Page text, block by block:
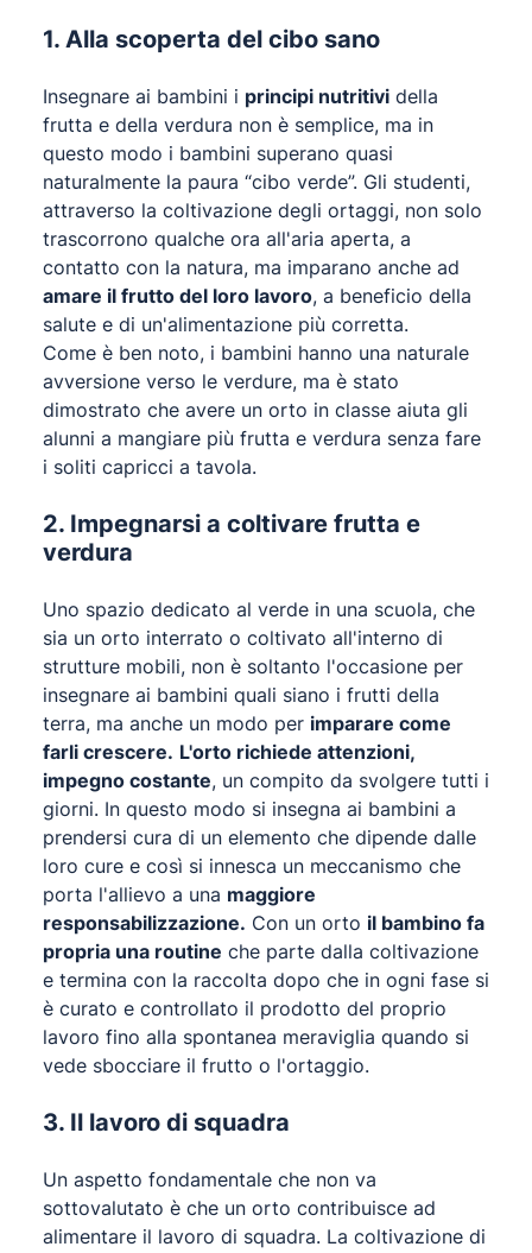
1. Alla scoperta del cibo sano
Insegnare ai bambini i principi nutritivi della
frutta e della verdura non è semplice, ma in
questo modo i bambini superano quasi
naturalmente la paura “cibo verde”. Gli studenti,
attraverso la coltivazione degli ortaggi, non solo
trascorrono qualche ora all'aria aperta, a
contatto con la natura, ma imparano anche ad
amare il frutto del loro lavoro, a beneficio della
salute e di un'alimentazione più corretta.
Come è ben noto, i bambini hanno una naturale
avversione verso le verdure, ma è stato
dimostrato che avere un orto in classe aiuta gli
alunni a mangiare più frutta e verdura senza fare
i soliti capricci a tavola.
2. Impegnarsi a coltivare frutta e
verdura
Uno spazio dedicato al verde in una scuola, che
sia un orto interrato o coltivato all'interno di
strutture mobili, non è soltanto l'occasione per
insegnare ai bambini quali siano i frutti della
terra, ma anche un modo per imparare come
farli crescere. L'orto richiede attenzioni,
impegno costante, un compito da svolgere tutti i
giorni. In questo modo si insegna ai bambini a
prendersi cura di un elemento che dipende dalle
loro cure e così si innesca un meccanismo che
porta l'allievo a una maggiore
responsabilizzazione. Con un orto il bambino fa
propria una routine che parte dalla coltivazione
e termina con la raccolta dopo che in ogni fase si
è curato e controllato il prodotto del proprio
lavoro fino alla spontanea meraviglia quando si
vede sbocciare il frutto o l'ortaggio.
3. Il lavoro di squadra
Un aspetto fondamentale che non va
sottovalutato è che un orto contribuisce ad
alimentare il lavoro di squadra. La coltivazione di